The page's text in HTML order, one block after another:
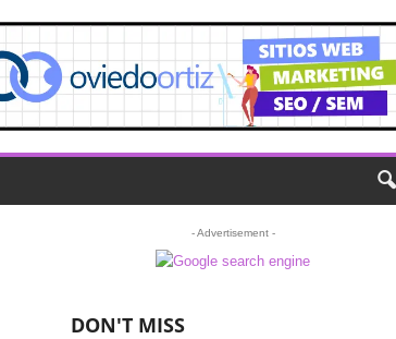
- Advertisement -
DON'T MISS